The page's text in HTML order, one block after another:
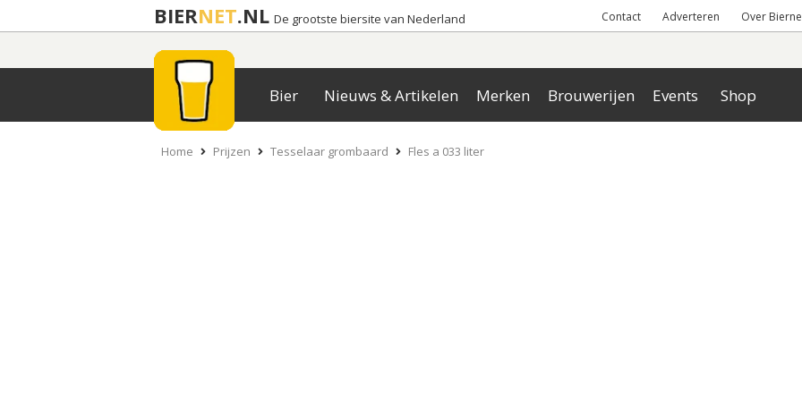
BIERNET.NL De grootste biersite van Nederland Contact Adverteren Over
Bier Nieuws & Artikelen Merken Brouwerijen Events Shop
Home Prijzen Tesselaar grombaard Fles a 033 liter